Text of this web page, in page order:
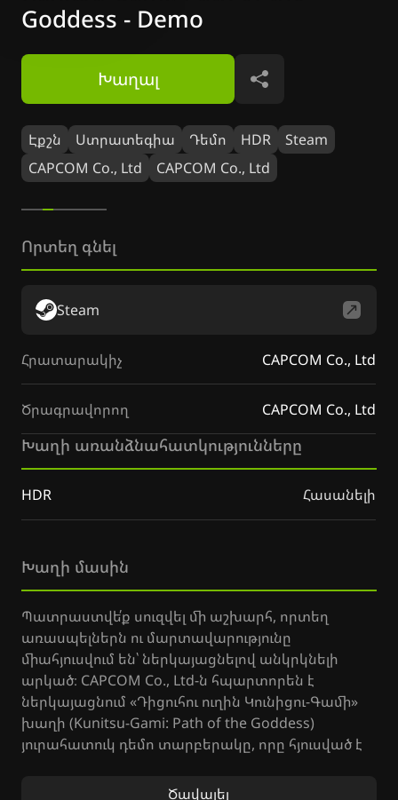
Goddess - Demo
Էքշն Ստրատեգիա Դեմո HDR
Steam
CAPCOM Co., Ltd
CAPCOM Co., Ltd
Խաղալ Կիսվել
Խաղի մասին
Պատրաստվե՛ք սուզվել մի աշխարհ, որտեղ
առասպելներն ու մարտավարությունը
միահյուսվում են՝ ներկայացնելով անկրկնելի
արկած։ CAPCOM Co., Ltd-ն հպարտորեն է
ներկայացնում «Դիցուհու ուղին Կունիցու-Գամի»
խաղի (Kunitsu-Gami: Path of the Goddess)
յուրահատուկ դեմո տարբերակը, որը հյուսված է
հիմքերի վրա։ Ձեզ սպասում է մի նոր
Ծավալել
Որտեղ գնել
Steam
Հրատարակիչ CAPCOM Co., Ltd
Ծրագրավորող CAPCOM Co., Ltd
Խաղի առանձնահատկությունները
HDR Հասանելի